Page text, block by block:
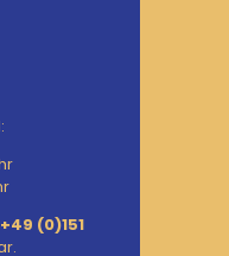
+49 (0)151